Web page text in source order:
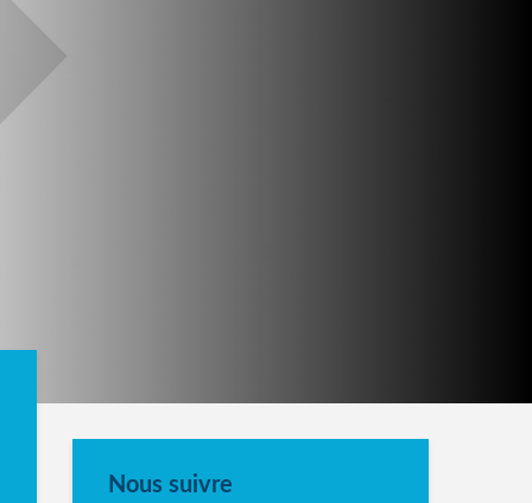
Nous suivre